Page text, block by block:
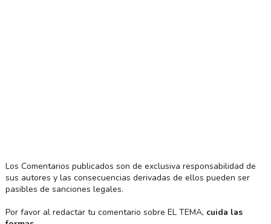
Los Comentarios publicados son de exclusiva responsabilidad de
sus autores y las consecuencias derivadas de ellos pueden ser
pasibles de sanciones legales.
Por favor al redactar tu comentario sobre EL TEMA, cuida las